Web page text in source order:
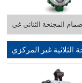
المجنحة الثنائي غي
الثلاثية غير المركزي